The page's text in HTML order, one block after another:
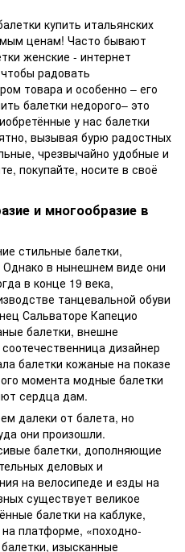
купить итальянских
ценам! Часто бывают
женские - интернет
радовать
товара и особенно – его
балетки недорого– это
у нас балетки
вызывая бурю радостных
чрезвычайно удобные и
покупайте, носите в своё
и многообразие в
стильные балетки,
в нынешнем виде они
в конце 19 века,
танцевальной обуви
Сальваторе Капецио
балетки, внешне
дизайнер
балетки кожаные на показе
момента модные балетки
сердца дам.
далеки от балета, но
они произошли.
балетки, дополняющие
деловых и
на велосипеде и езды на
существует великое
балетки на каблуке,
платформе, «походно-
изысканные